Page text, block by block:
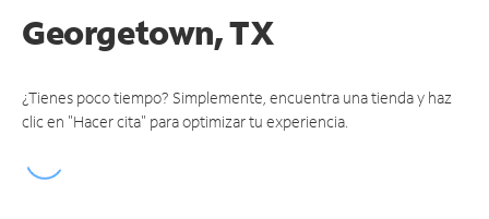
Georgetown, TX
¿Tienes poco tiempo? Simplemente, encuentra una tienda y haz
clic en "Hacer cita" para optimizar tu experiencia.